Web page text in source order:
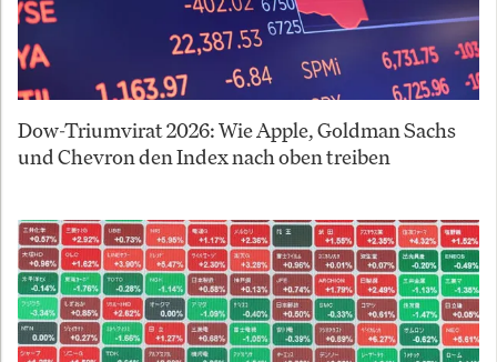
Dow-Triumvirat 2026: Wie Apple, Goldman Sachs
und Chevron den Index nach oben treiben